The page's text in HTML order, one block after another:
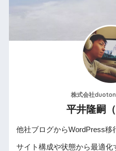
株式会社
平井隆嗣（
他社ブログからWordPress移
サイト構成や状態から最適